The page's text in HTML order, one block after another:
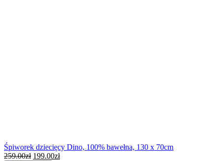
Śpiworek dziecięcy Dino, 100% bawełna, 130 x 70cm
259.00zł 199.00zł